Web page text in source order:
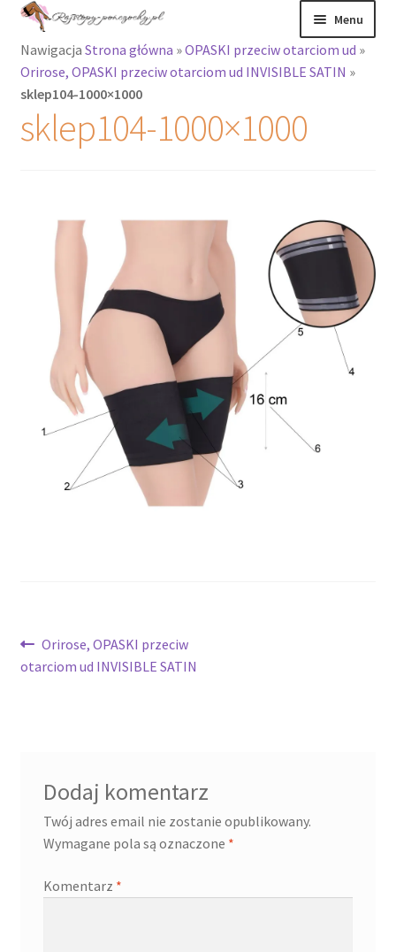
Przejdź
nawigacji
Przejdź
treści
Menu
Rajstopy
Rozwiń
menu
potomne
Podkolanówki i
skarpetki
Wszystkie
produkty
Recenzje
potomne
Nawigacja Strona główna »OPASKI przeciw otarciom ud »
Orirose, OPASKI przeciw otarciom ud INVISIBLE SATIN »
sklep104-1000×1000
sklep104-1000×1000
Nawigacja
wpisu
Poprzedni
wpis:
Orirose, OPASKI przeciw
otarciom ud INVISIBLE SATIN
Dodaj komentarz
Twój adres email nie zostanie opublikowany.
Wymagane pola są oznaczone *
Komentarz *